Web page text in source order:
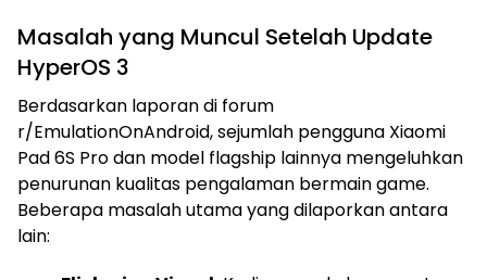
Masalah yang Muncul Setelah Update
HyperOS 3
Berdasarkan laporan di forum
r/EmulationOnAndroid, sejumlah pengguna Xiaomi
Pad 6S Pro dan model flagship lainnya mengeluhkan
penurunan kualitas pengalaman bermain game.
Beberapa masalah utama yang dilaporkan antara
lain: